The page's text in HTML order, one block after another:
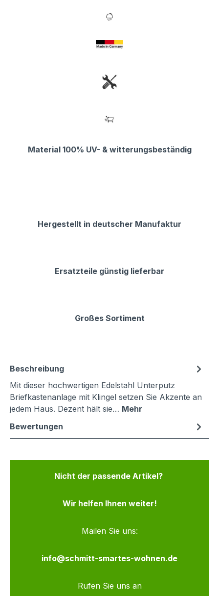
Material 100% UV- & witterungsbeständig
Hergestellt in deutscher Manufaktur
Ersatzteile günstig lieferbar
Großes Sortiment
Beschreibung
Mit dieser hochwertigen Edelstahl Unterputz
Briefkastenanlage mit Klingel setzen Sie Akzente an
jedem Haus. Dezent hält sie… Mehr
Bewertungen
Nicht der passende Artikel?
Wir helfen Ihnen weiter!
Mailen Sie uns:
info@schmitt-smartes-wohnen.de
Rufen Sie uns an